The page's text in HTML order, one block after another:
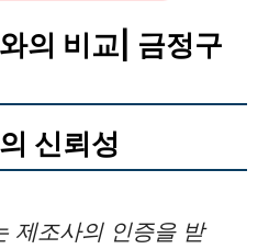
의 비교| 금정구
신뢰성
제조사의 인증을 받